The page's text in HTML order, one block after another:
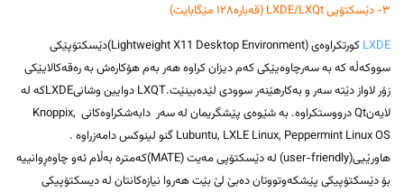
۳- دێسکتۆپی LXDE/LXQt (قەبارە۱۲۸ مێگابایت)
LXDE
کورتکراوەی (Lightweight X11 Desktop Environment)دێسکتۆپێکی
سووکەڵە کە بە سەرچاوەیێکی کەم دیزان کراوە هەر بەم هۆکارەش بە رەقەکالایێکی
زۆر لاواز دێتە سەر و بەکارهێنەر سوودی لێدەبینێت.LXQT دوایین وشانیLXDEکە لە
لایەنQt درووستکراوە. بە شێوەی پێشگریمان لە سەر دابەشکراوەکانی Knoppix,
Lubuntu, LXLE Linux, Peppermint Linux OS گنو لینوکس دامەزراوە .
هاورێیی(user-friendly) لە دێسکتۆپی مەیت (MATE)کەمترە بەڵام ئەو چاوەڕوانییە
بۆ دێسکتۆپیکی پێشکەوتووتان دەبێ لێ بێت هەروا نیازەکانتان لە دیسکتۆپیکی